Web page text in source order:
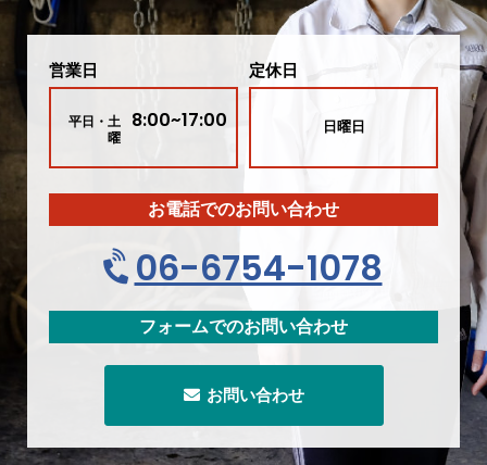
営業日
平日・土
曜
8:00~17:00
定休日
日曜日
お電話でのお問い合わせ
06-6754-1078
フォームでのお問い合わせ
お問い合わせ